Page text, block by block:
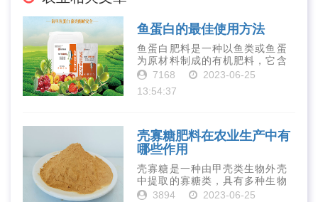
鱼蛋白的最佳使用方法
鱼蛋白肥料是一种以鱼类或鱼蛋
为原材料制成的有机肥料，它含
有丰富的营养物质，如氮、磷、
元素和植物生长因子。这些营养
7168
2023-06-25
13:54:37
壳寡糖肥料在农业生产中有
哪些作用
壳寡糖是一种由甲壳类生物外壳
中提取的寡糖类，具有多种生物
活性和营养价值。在农业生产
3894
2023-06-25